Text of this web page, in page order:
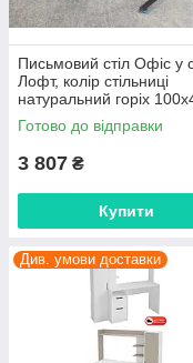
Письмовий стіл Офіс у
Лофт, колір стільниці
натуральний горіх
см
Готово до відправки
3 807 ₴
Купити
Див. умови доставки